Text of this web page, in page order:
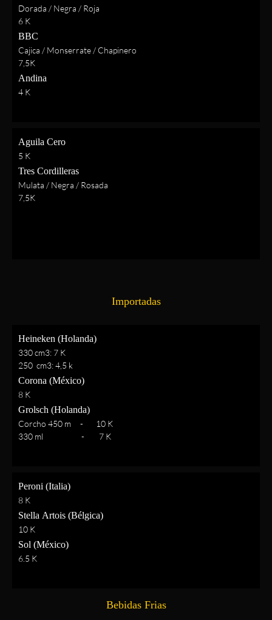
Dorada / Negra / Roja
6 K
BBC
Cajica / Monserrate / Chapinero
7,5K
Andina
4 K
Aguila Cero
5 K
Tres Cordilleras
Mulata / Negra / Rosada
7,5K
Importadas
Heineken (Holanda)
330 cm3: 7 K
250 cm3: 4,5 k
Corona (México)
8 K
Grolsch (Holanda)
Corcho 450 m - 10 K
330 ml - 7 K
Peroni (Italia)
8 K
Stella Artois (Bélgica)
10 K
Sol (México)
6.5 K
Bebidas Frias